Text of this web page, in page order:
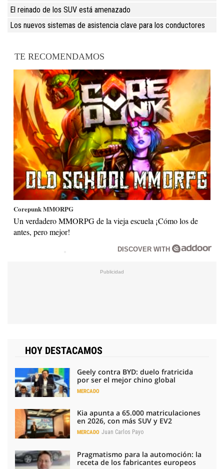
El reinado de los SUV está amenazado
Los nuevos sistemas de asistencia clave para los conductores
TE RECOMENDAMOS
Corepunk MMORPG
Un verdadero MMORPG de la vieja escuela ¡Cómo los de
antes, pero mejor!
DISCOVER WITH
HOY DESTACAMOS
Geely contra BYD: duelo fratricida
por ser el mejor chino global
MERCADO
Kia apunta a 65.000 matriculaciones
en 2026, con más SUV y EV2
MERCADO Juan Carlos Payo
Pragmatismo para la automoción: la
receta de los fabricantes europeos